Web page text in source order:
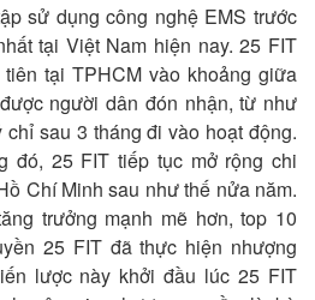
sử dụng công nghệ EMS trước
tại Việt Nam hiện nay. 25 FIT
tại TPHCM vào khoảng giữa
người dân đón nhận, từ như
sau 3 tháng đi vào hoạt động.
đó, 25 FIT tiếp tục mở rộng chi
Chí Minh sau như thế nửa năm.
trưởng mạnh mẽ hơn, top 10
25 FIT đã thực hiện nhượng
lược này khởi đầu lúc 25 FIT